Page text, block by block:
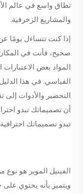
نطاق واسع في عالم
والمشاريع الزخرفية.
إذا كنت تتساءل يومًا
صحيح، فأنت في
المواد بعض
القياسي. في هذا
التحضير والأدوات إلى
أن تصميماتك تبدو
تبدو تصميماتك
الفينيل الموبر هو
ويتميز بأنه يحتوي